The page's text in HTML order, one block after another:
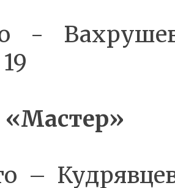
-
«Мастер»
–